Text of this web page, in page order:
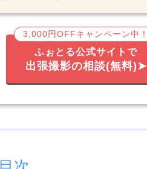
3,000円OFFキャンペーン中！
ふぉとる公式サイトで
出張撮影の相談(無料)➤